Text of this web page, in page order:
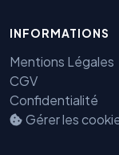
INFORMATIONS
Mentions Légales
CGV
Confidentialité
Gérer les